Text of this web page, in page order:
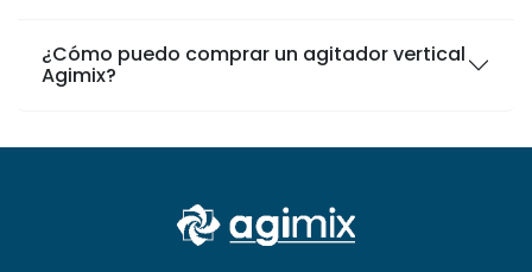
¿Cómo puedo comprar un agitador vertical
Agimix?